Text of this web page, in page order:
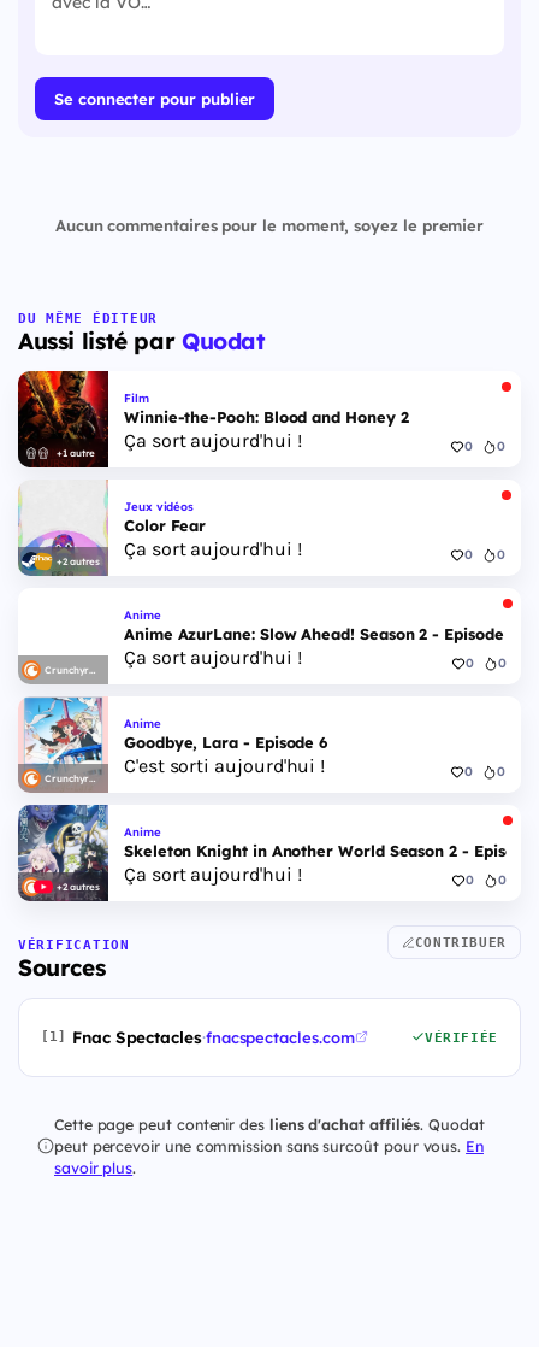
Se connecter pour publier
Aucun commentaires pour le moment, soyez le premier
DU MÊME ÉDITEUR
Aussi listé par Quodat
+1 autre
Film
Winnie-the-Pooh: Blood and Honey 2
Ça sort aujourd'hui ! 0 0
+2 autres
Jeux vidéos
Color Fear
Ça sort aujourd'hui ! 0 0
Crunchyroll
Anime
Anime AzurLane: Slow Ahead! Season 2 - Episode 6
Ça sort aujourd'hui ! 0 0
Crunchyroll
Anime
Goodbye, Lara - Episode 6
C'est sorti aujourd'hui ! 0 0
+2 autres
Anime
Skeleton Knight in Another World Season 2 - Episode
Ça sort aujourd'hui ! 0 0
VÉRIFICATION
Sources
CONTRIBUER
[1] Fnac Spectacles·fnacspectacles.com VÉRIFIÉE
Cette page peut contenir des liens d'achat affiliés. Quodat
peut percevoir une commission sans surcoût pour vous. En
savoir plus.